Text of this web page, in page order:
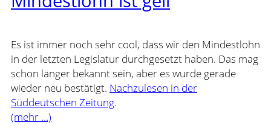
Es ist immer noch sehr cool, dass wir den Mindestlohn
in der letzten Legislatur durchgesetzt haben. Das mag
schon länger bekannt sein, aber es wurde gerade
wieder neu bestätigt. Nachzulesen in der
Süddeutschen Zeitung.
(mehr …)